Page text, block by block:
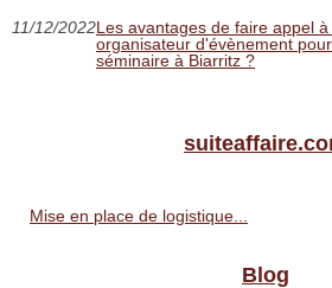
11/12/2022Les avantages de faire appel à
organisateur d'évènement
séminaire à Biarritz ?
Mise en place de logistique...
Blog